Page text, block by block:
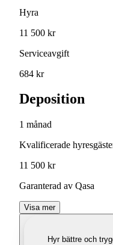
Hyra
11 500 kr
Serviceavgift
684 kr
Deposition
1 månad
Kvalificerade
11 500 kr
Garanterad av Qasa
Visa mer
Hyr bättre och